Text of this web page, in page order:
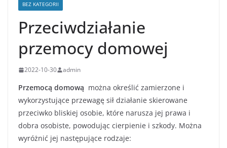
BEZ KATEGORII
Przeciwdziałanie
przemocy domowej
2022-10-30 admin
Przemocą domową można określić zamierzone i
wykorzystujące przewagę sił działanie skierowane
przeciwko bliskiej osobie, które narusza jej prawa i
dobra osobiste, powodując cierpienie i szkody. Można
wyróżnić jej następujące rodzaje: